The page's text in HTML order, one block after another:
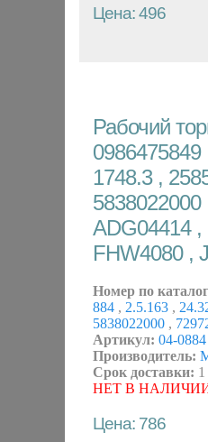
Цена: 496
Рабочий
0986475849
1748.3 ,
5838022000
ADG04414
FHW4080 ,
Номер по
884 , 2.5.163 ,
5838022000 ,
Артикул: 04-0884
Производитель:
Срок доставки:
НЕТ В
Цена: 786